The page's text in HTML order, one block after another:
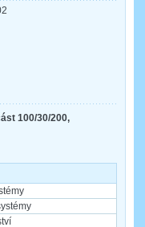
100/30/200,